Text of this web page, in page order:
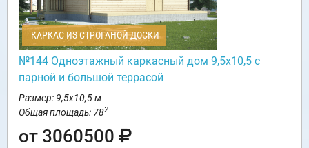
КАРКАС ИЗ СТРОГАНОЙ ДОСКИ
№144 Одноэтажный каркасный дом 9,5х10,5 с
парной и большой террасой
Размер: 9,5х10,5 м
Общая площадь: 782
от 3060500